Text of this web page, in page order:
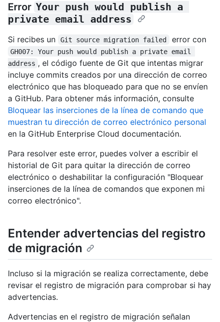
Error Your push would publish a
private email address
Si recibes un Git source migration failed error con
GH007: Your push would publish a private email
address , el código fuente de Git que intentas migrar
incluye commits creados por una dirección de correo
electrónico que has bloqueado para que no se envíen
a GitHub. Para obtener más información, consulte
Bloquear las inserciones de la línea de comando que
muestran tu dirección de correo electrónico personal
en la GitHub Enterprise Cloud documentación.
Para resolver este error, puedes volver a escribir el
historial de Git para quitar la dirección de correo
electrónico o deshabilitar la configuración "Bloquear
inserciones de la línea de comandos que exponen mi
correo electrónico".
Entender advertencias del registro
de migración
Incluso si la migración se realiza correctamente, debe
revisar el registro de migración para comprobar si hay
advertencias.
Advertencias en el registro de migración señalan